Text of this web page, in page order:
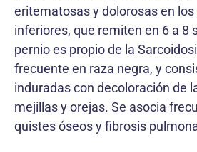
eritematosas y dolorosas en
inferiores, que remiten en 6 a 8
pernio es propio de la
frecuente en raza negra, y
induradas con decoloración de
mejillas y orejas. Se asocia
quistes óseos y fibrosis